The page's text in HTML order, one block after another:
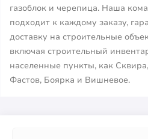
газоблок и черепица. Наша
подходит к каждому заказу,
доставку на строительные
включая строительный
населенные пункты, как
Фастов, Боярка и Вишневое.